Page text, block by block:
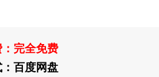
完全免费
百度网盘